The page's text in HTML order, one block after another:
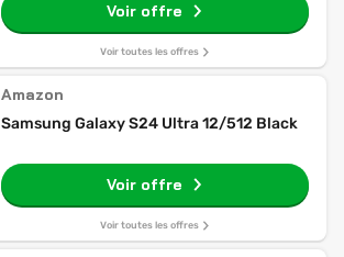
Voir offre
Voir toutes les offres
Amazon
Samsung Galaxy S24 Ultra 12/512 Black
Voir offre
Voir toutes les offres